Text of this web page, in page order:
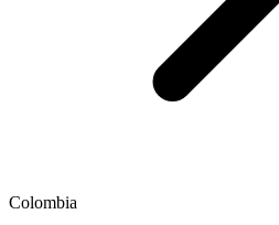
Colombia